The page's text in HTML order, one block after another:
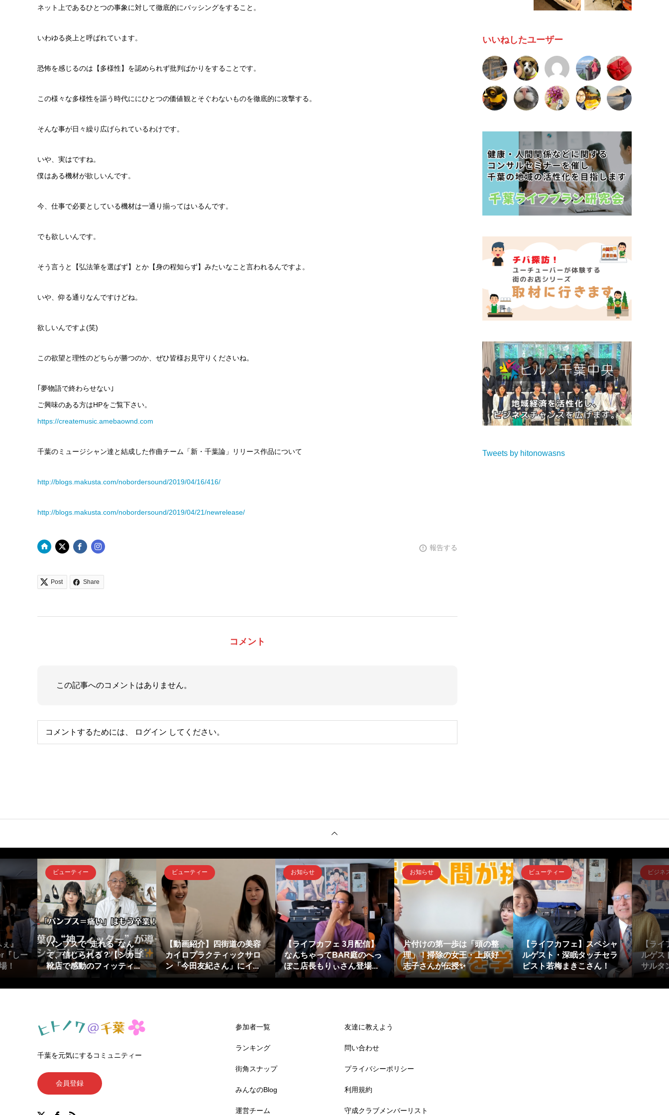
ネット上であるひとつの事象に対して徹底的にバッシングをすること。
いわゆる炎上と呼ばれています。
恐怖を感じるのは【多様性】を認められず批判ばかりをすることです。
この様々な多様性を謳う時代ににひとつの価値観とそぐわないものを徹底的に攻撃する。
そんな事が日々繰り広げられているわけです。
いや、実はですね。
僕はある機材が欲しいんです。
今、仕事で必要としている機材は一通り揃ってはいるんです。
でも欲しいんです。
そう言うと【弘法筆を選ばず】とか【身の程知らず】みたいなこと言われるんですよ。
いや、仰る通りなんですけどね。
欲しいんですよ(笑)
この欲望と理性のどちらが勝つのか、ぜひ皆様お見守りくださいね。
｢夢物語で終わらせない｣
ご興味のある方はHPをご覧下さい。
https://createmusic.amebaownd.com
千葉のミュージシャン達と結成した作曲チーム「新・千葉論」リリース作品について
http://blogs.makusta.com/nobordersound/2019/04/16/416/
http://blogs.makusta.com/nobordersound/2019/04/21/newrelease/
報告する
Post Share
コメント
この記事へのコメントはありません。
コメントするためには、 ログイン してください。
いいねしたユーザー
Tweets by hitonowasns
』
『しー
！
ビューティー
パンプスで“走れる”なん
て、信じられる？【シカゴ
靴店で感動のフィッティ...
ビューティー
【動画紹介】四街道の美容
カイロプラクティックサロ
ン「今田友紀さん」にイ...
お知らせ
【ライフカフェ 3月配信】
なんちゃってBAR庭のへっ
ぽこ店長もりぃさん登場...
お知らせ
片付けの第一歩は「頭の整
理」！掃除の女王・上原好
志子さんが伝授✨
ビューティー
【ライフカフェ】スペシャ
ルゲスト・深眠タッチセラ
ピスト若梅まきこさん！
ビジネ
【ラ
ルゲス
サルタ
千葉を元気にするコミュニティー
会員登録
参加者一覧
ランキング
街角スナップ
みんなのBlog
運営チーム
友達に教えよう
問い合わせ
プライバシーポリシー
利用規約
守成クラブメンバーリスト